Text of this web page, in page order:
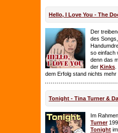
Hello, I Love You - The
Der
des
so einfach
denn das
der Kinks
dem Erfolg stand nichts mehr
Tonight - Tina Turner &
Im
Turner
Tonight